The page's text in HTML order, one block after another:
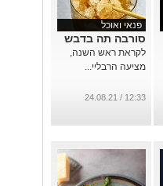
פנאי ואוכל
סורבה תה בדבש
לקראת ראש השנה,
מציעה הרבליי...
12:33 / 24.08.21